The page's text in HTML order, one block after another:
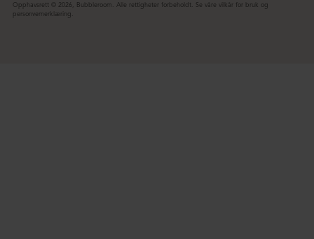
Opphavsrett © 2026, Bubbleroom. Alle rettigheter forbeholdt. Se våre vilkår for bruk og
personvernerklæring.